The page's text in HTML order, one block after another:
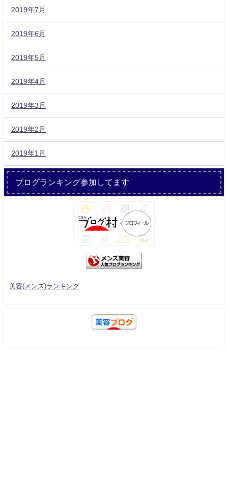
2019年7月
2019年6月
2019年5月
2019年4月
2019年3月
2019年2月
2019年1月
ブログランキング参加してます
美容(メンズ)ランキング